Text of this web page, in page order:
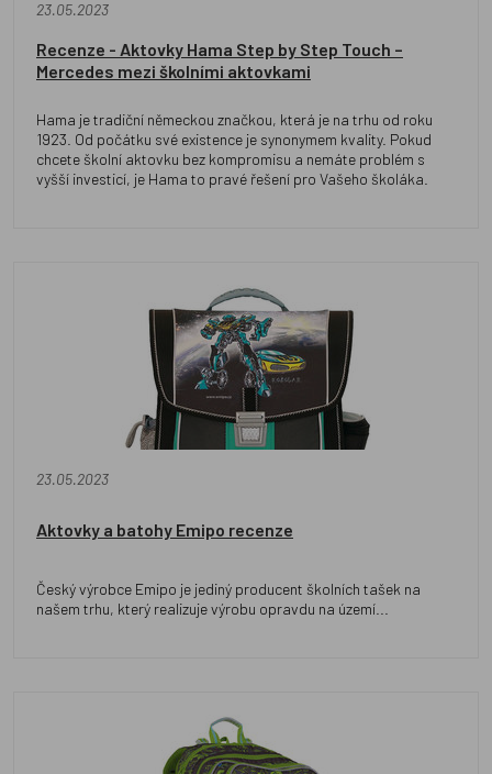
23.05.2023
Recenze - Aktovky Hama Step by Step Touch –
Mercedes mezi školními aktovkami
Hama je tradiční německou značkou, která je na trhu od roku
1923. Od počátku své existence je synonymem kvality. Pokud
chcete školní aktovku bez kompromisu a nemáte problém s
vyšší investicí, je Hama to pravé řešení pro Vašeho školáka.
23.05.2023
Aktovky a batohy Emipo recenze
Český výrobce Emipo je jediný producent školních tašek na
našem trhu, který realizuje výrobu opravdu na území...